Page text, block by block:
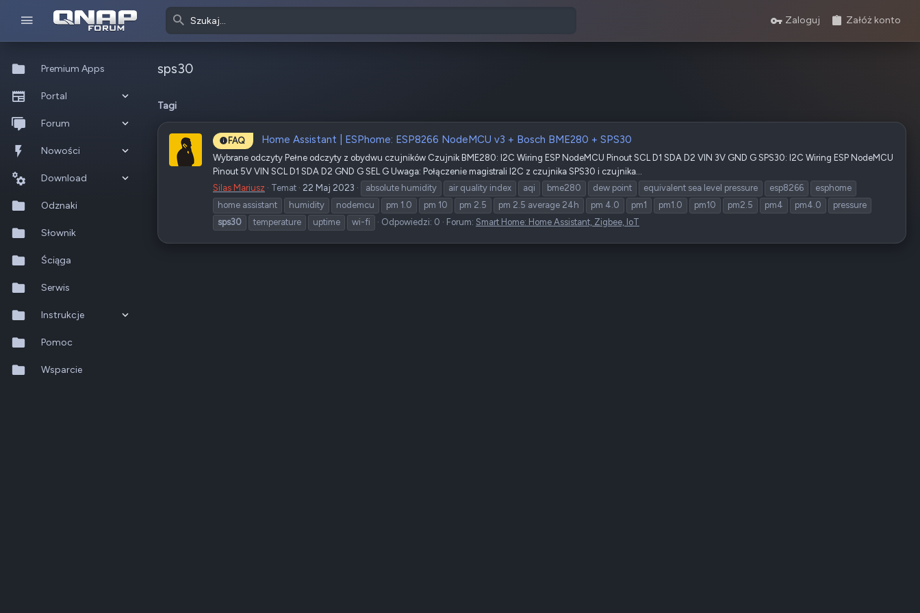
Zaloguj Załóż konto
Premium Apps
Portal
Co nowego?
Ostatnia aktywność
Forum
Nowe posty
Popularne
Szukaj na forum
Nowości
Nowe posty
Wszystkie posty
Nowe zasoby
Ostatnia aktywność
Download
Szukaj zasobów
Odznaki
Słownik
Ściąga
Serwis
Instrukcje
QTS 5.2.x
QuTS hero h6.0.x
Pomoc
Wsparcie
sps30
Tagi
FAQ Home Assistant | ESPhome: ESP8266 NodeMCU v3 + Bosch BME280 + SPS30
Wybrane odczyty Pełne odczyty z obydwu czujników Czujnik BME280: I2C Wiring ESP NodeMCU Pinout SCL D1 SDA D2 VIN 3V GND G SPS30: I2C Wiring ESP NodeMCU
Pinout 5V VIN SCL D1 SDA D2 GND G SEL G Uwaga: Połączenie magistrali I2C z czujnika SPS30 i czujnika...
Silas Mariusz
Temat 22 Maj 2023 absolute humidity air quality index aqi bme280 dew point equivalent sea level pressure esp8266
esphome
home assistant
humidity nodemcu pm 1.0 pm 10 pm 2.5 pm 2.5 average 24h pm 4.0 pm1 pm1.0 pm10 pm2.5 pm4 pm4.0
pressure
sps30
temperature uptime wi-fi Odpowiedzi: 0 Forum: Smart Home: Home Assistant, Zigbee, IoT